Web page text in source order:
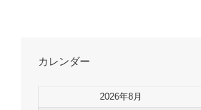
カレンダー
2026年8月